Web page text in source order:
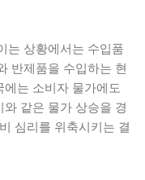
는 상황에서는 수입품
반제품을 수입하는 현
는 소비자 물가에도
같은 물가 상승을 경
심리를 위축시키는 결